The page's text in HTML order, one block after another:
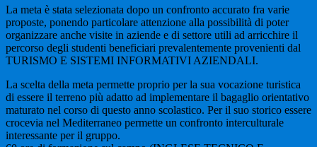
La meta è stata selezionata dopo un confronto accurato fra varie
proposte, ponendo particolare attenzione alla possibilità di poter
organizzare anche visite in aziende e di settore utili ad arricchire il
percorso degli studenti beneficiari prevalentemente provenienti dal
TURISMO E SISTEMI INFORMATIVI AZIENDALI.
La scelta della meta permette proprio per la sua vocazione turistica
di essere il terreno più adatto ad implementare il bagaglio orientativo
maturato nel corso di questo anno scolastico. Per il suo storico essere
crocevia nel Mediterraneo permette un confronto interculturale
interessante per il gruppo.